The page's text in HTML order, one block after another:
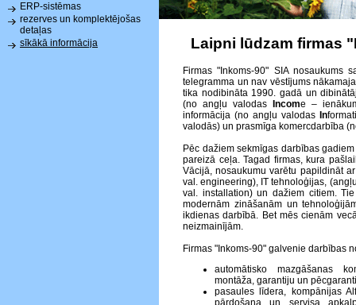
ERP-sistēmas
rezerves un komplektējošas
detaļas
sīkākā informācija
Laipni lūdzam firmas
Firmas "Inkoms-90" SIA nosaukums
telegramma un nav vēstījums
tika nodibināta 1990. gadā un
(no angļu valodas Income –
informācija (no angļu valodas In
valodās) un prasmīga komercdarbība
Pēc dažiem sekmīgas darbības
pareizā ceļa. Tagad firmas, kura
Vācijā, nosaukumu varētu papildināt
val. engineering), IT tehnoloģijas,
val. installation) un dažiem citiem.
modernām zināšanām un
ikdienas darbībā. Bet mēs cienām
neizmainījām.
Firmas "Inkoms-90" galvenie darbības
automātisko mazgāšanas
montāža, garantiju un
pasaules līdera, kompānijas
pārdošana un servisa